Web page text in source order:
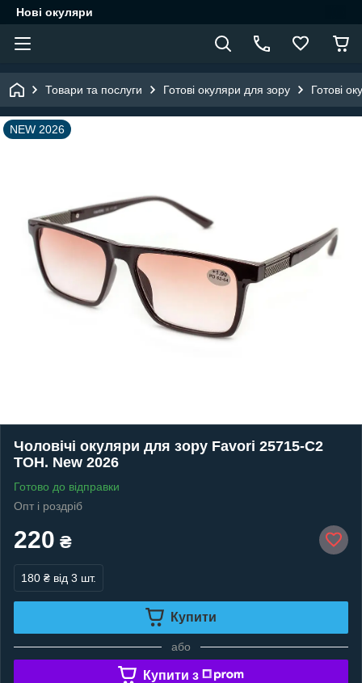
Нові окуляри
Товари та послуги Готові окуляри для зору Готові
NEW 2026
Чоловічі окуляри для зору Favori 25715-C2
ТОН. New 2026
Готово до відправки
Опт і роздріб
220 ₴
180 ₴ від 3 шт.
Купити
або
Купити з